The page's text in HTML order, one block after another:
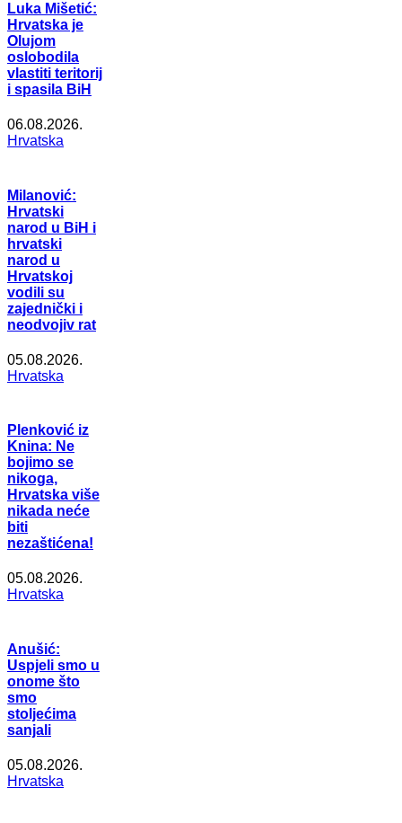
Luka Mišetić:
Hrvatska je
Olujom
oslobodila
vlastiti teritorij
i spasila BiH
06.08.2026.
Hrvatska
Milanović:
Hrvatski
narod u BiH i
hrvatski
narod u
Hrvatskoj
vodili su
zajednički i
neodvojiv rat
05.08.2026.
Hrvatska
Plenković iz
Knina: Ne
bojimo se
nikoga,
Hrvatska više
nikada neće
biti
nezaštićena!
05.08.2026.
Hrvatska
Anušić:
Uspjeli smo u
onome što
smo
stoljećima
sanjali
05.08.2026.
Hrvatska